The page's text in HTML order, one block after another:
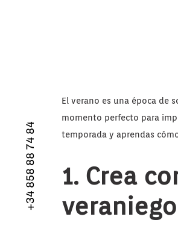
+34 858 88 74 84
El verano es una época de
momento perfecto para
temporada y aprendas
1. Crea